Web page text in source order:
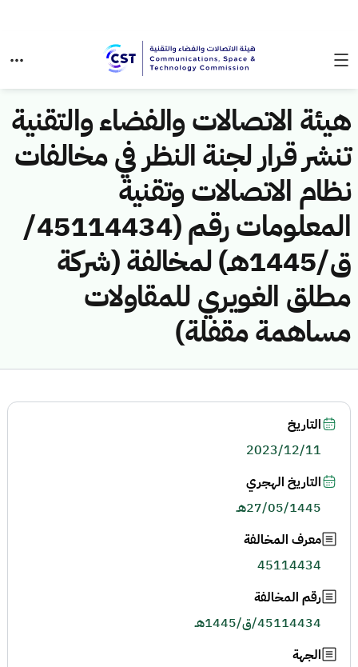
هيئة الاتصالات والفضاء والتقنية
تنشر قرار لجنة النظر في مخالفات
نظام الاتصالات وتقنية
المعلومات رقم (45114434/
ق/1445هـ) لمخالفة (شركة
مطلق الغويري للمقاولات
مساهمة مقفلة)
التاريخ
2023/12/11
التاريخ الهجري
27/05/1445هـ
معرف المخالفة
45114434
رقم المخالفة
45114434/ق/1445هـ
الجهة